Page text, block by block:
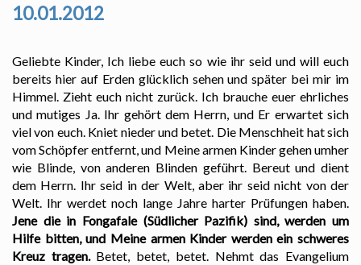
10.01.2012
Geliebte Kinder, Ich liebe euch so wie ihr seid und will euch
bereits hier auf Erden glücklich sehen und später bei mir im
Himmel. Zieht euch nicht zurück. Ich brauche euer ehrliches
und mutiges Ja. Ihr gehört dem Herrn, und Er erwartet sich
viel von euch. Kniet nieder und betet. Die Menschheit hat sich
vom Schöpfer entfernt, und Meine armen Kinder gehen umher
wie Blinde, von anderen Blinden geführt. Bereut und dient
dem Herrn. Ihr seid in der Welt, aber ihr seid nicht von der
Welt. Ihr werdet noch lange Jahre harter Prüfungen haben.
Jene die in Fongafale (Südlicher Pazifik) sind, werden um
Hilfe bitten, und Meine armen Kinder werden ein schweres
Kreuz tragen. Betet, betet, betet. Nehmt das Evangelium